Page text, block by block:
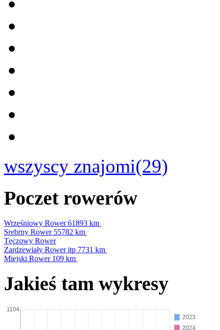
wszyscy znajomi(29)
Poczet rowerów
Wrześniowy Rower61893 km
Srebrny Rower 55782 km
Tęczowy Rower
Zardzewiały Rower itp 7731 km
Miejski Rower 109 km
Jakieś tam wykresy